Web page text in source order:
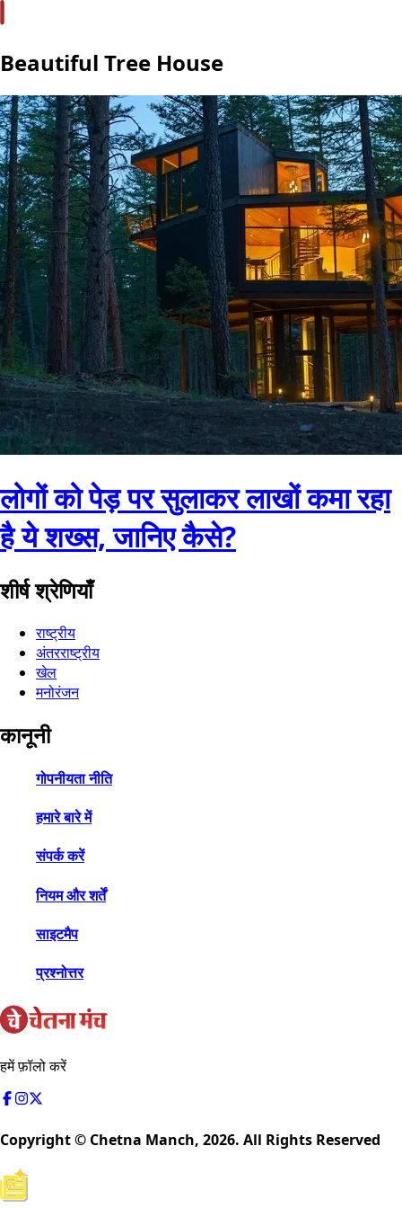
Beautiful Tree House
लोगों को पेड़ पर सुलाकर लाखों कमा रहा
है ये शख्स, जानिए कैसे?
शीर्ष श्रेणियाँ
राष्ट्रीय
अंतरराष्ट्रीय
खेल
मनोरंजन
कानूनी
गोपनीयता नीति
हमारे बारे में
संपर्क करें
नियम और शर्तें
साइटमैप
प्रश्नोत्तर
हमें फ़ॉलो करें
Copyright © Chetna Manch, 2026. All Rights Reserved